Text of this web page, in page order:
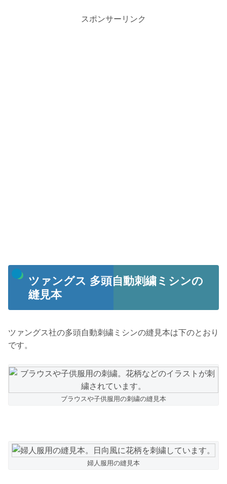
スポンサーリンク
ツァングス 多頭自動刺繍ミシンの
縫見本
ツァングス社の多頭自動刺繍ミシンの縫見本は下のとおり
です。
ブラウスや子供服用の刺繍の縫見本
婦人服用の縫見本